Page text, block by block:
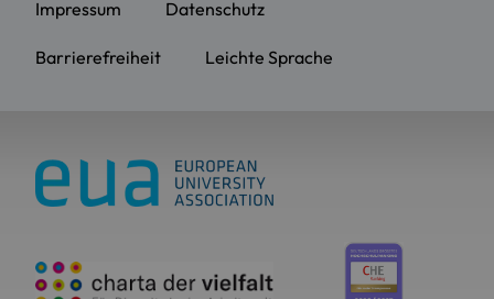
Impressum Datenschutz
Barrierefreiheit Leichte Sprache